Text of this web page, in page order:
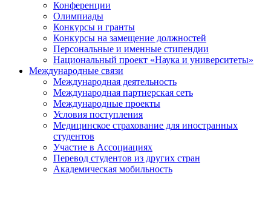
Конференции
Олимпиады
Конкурсы и гранты
Конкурсы на замещение должностей
Персональные и именные стипендии
Национальный проект «Наука и университеты»
Международные связи
Международная деятельность
Международная партнерская сеть
Международные проекты
Условия поступления
Медицинское страхование для иностранных
студентов
Участие в Ассоциациях
Перевод студентов из других стран
Академическая мобильность